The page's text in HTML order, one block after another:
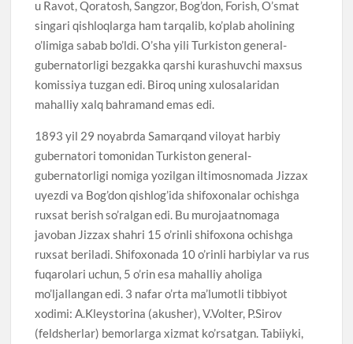
u Ravot, Qoratosh, Sangzor, Bog’don, Forish, O’smat
singari qishloqlarga ham tarqalib, ko’plab aholining
o’limiga sabab bo’ldi. O’sha yili Turkiston general-
gubernatorligi bezgakka qarshi kurashuvchi maxsus
komissiya tuzgan edi. Biroq uning xulosalaridan
mahalliy xalq bahramand emas edi.
1893 yil 29 noyabrda Samarqand viloyat harbiy
gubernatori tomonidan Turkiston general-
gubernatorligi nomiga yozilgan iltimosnomada Jizzax
uyezdi va Bog’don qishlog’ida shifoxonalar ochishga
ruxsat berish so’ralgan edi. Bu murojaatnomaga
javoban Jizzax shahri 15 o’rinli shifoxona ochishga
ruxsat beriladi. Shifoxonada 10 o’rinli harbiylar va rus
fuqarolari uchun, 5 o’rin esa mahalliy aholiga
mo’ljallangan edi. 3 nafar o’rta ma’lumotli tibbiyot
xodimi: A.Kleystorina (akusher), V.Volter, P.Sirov
(feldsherlar) bemorlarga xizmat ko’rsatgan. Tabiiyki,